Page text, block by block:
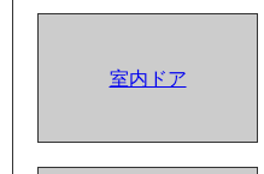
室内ドア